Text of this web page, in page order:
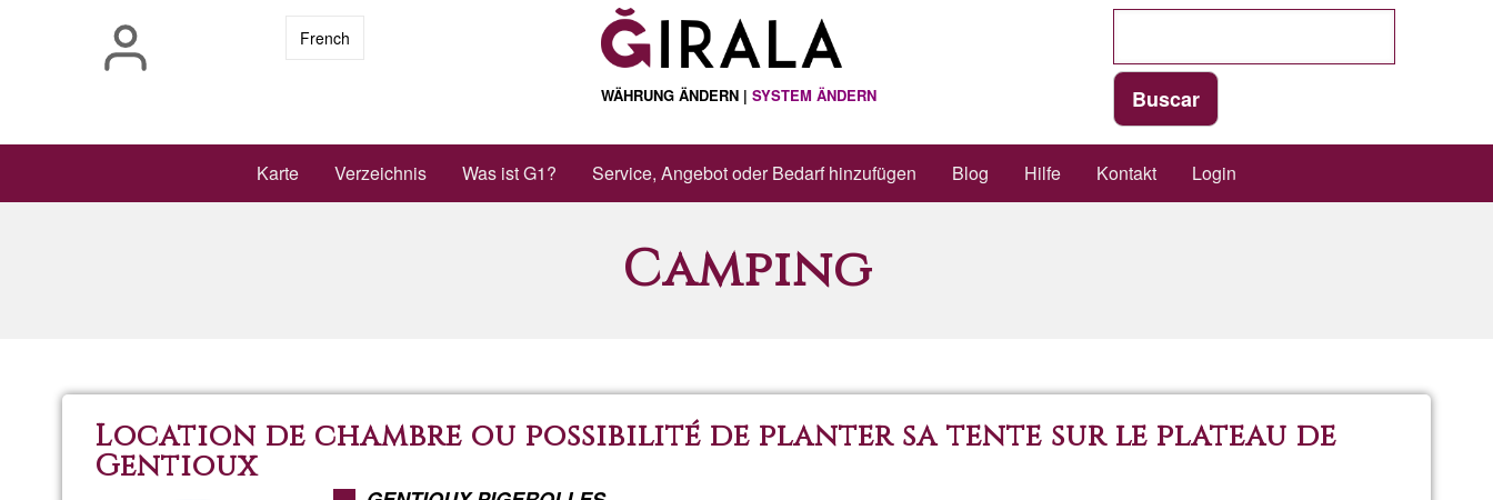
French
WÄHRUNG ÄNDERN | SYSTEM ÄNDERN
Karte Verzeichnis Was ist G1? Service, Angebot oder Bedarf hinzufügen Blog Hilfe Kontakt Login
Camping
Location de chambre ou possibilité de planter sa tente sur le plateau de
Gentioux